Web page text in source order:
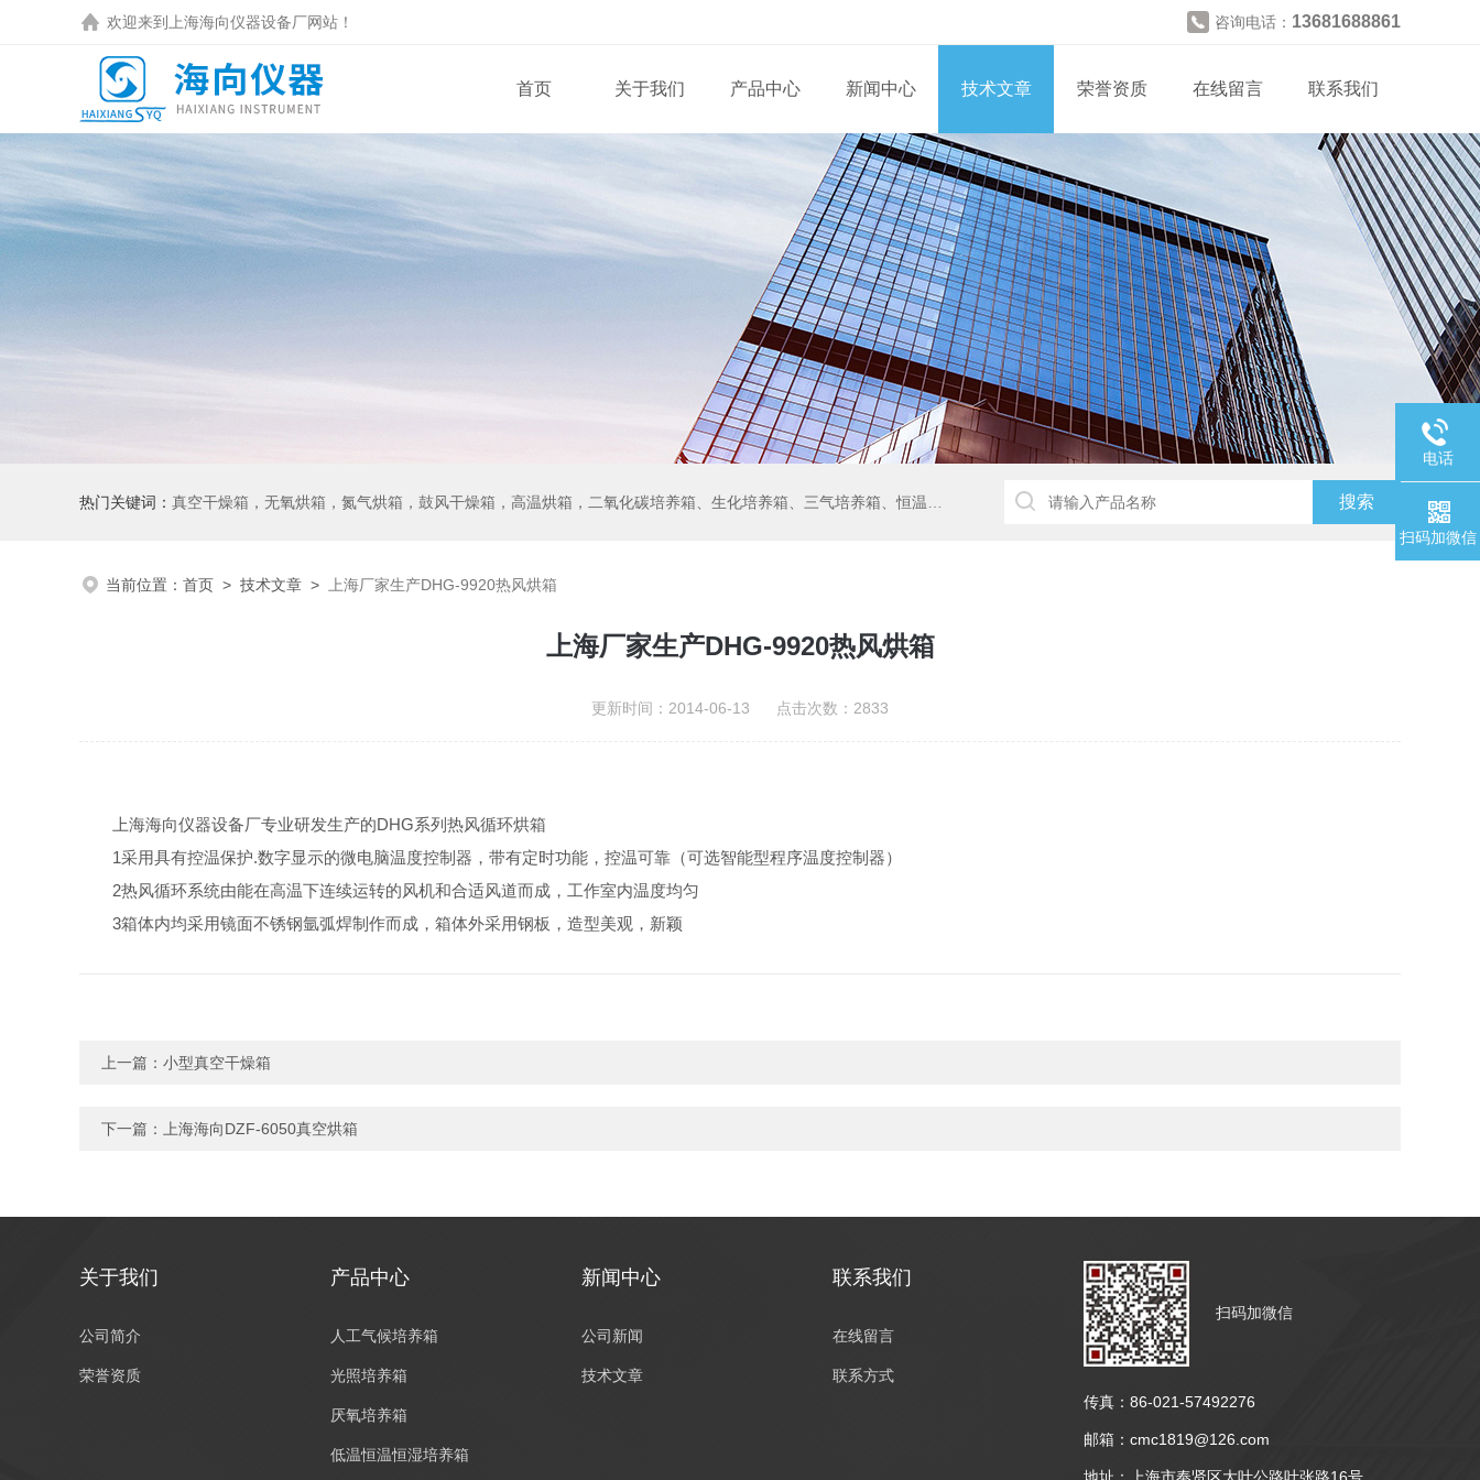
欢迎来到 上海海向仪器设备厂网站！ 咨询电话： 13681688861
首页 关于我们 产品中心 新闻中心 技术文章 荣誉资质 在线留言 联系我们
热门关键词： 真空干燥箱，无氧烘箱，氮气烘箱，鼓风干燥箱，高温烘箱，二氧化碳培养箱、生化培养箱、三气培养箱、恒温恒湿箱、高低温试验箱
当前位置： 首页 > 技术文章 > 上海厂家生产DHG-9920热风烘箱
上海厂家生产DHG-9920热风烘箱
更新时间：2014-06-13 点击次数：2833
上海海向仪器设备厂专业研发生产的DHG系列热风循环烘箱
1采用具有控温保护.数字显示的微电脑温度控制器，带有定时功能，控温可靠（可选智能型程序温度控制器）
2热风循环系统由能在高温下连续运转的风机和合适风道而成，工作室内温度均匀
3箱体内均采用镜面不锈钢氩弧焊制作而成，箱体外采用钢板，造型美观，新颖
上一篇： 小型真空干燥箱
下一篇： 上海海向DZF-6050真空烘箱
关于我们
公司简介
荣誉资质
产品中心
人工气候培养箱
光照培养箱
厌氧培养箱
低温恒温恒湿培养箱
新闻中心
公司新闻
技术文章
联系我们
在线留言
联系方式
扫码加微信
传真：86-021-57492276
邮箱：cmc1819@126.com
电话
扫码加微信